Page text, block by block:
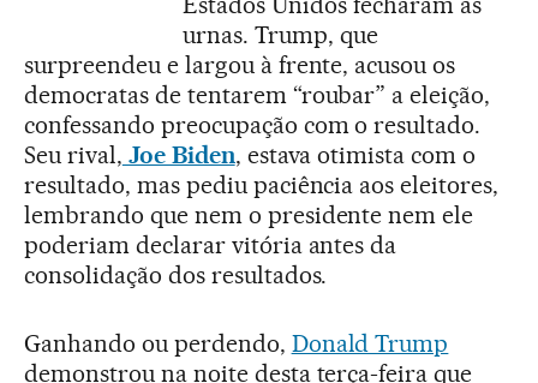
urnas. Trump, que
surpreendeu e largou à frente, acusou os
democratas de tentarem “roubar” a eleição,
confessando preocupação com o resultado.
Seu rival, Joe Biden, estava otimista com o
resultado, mas pediu paciência aos eleitores,
lembrando que nem o presidente nem ele
poderiam declarar vitória antes da
consolidação dos resultados.
Ganhando ou perdendo, Donald Trump
demonstrou na noite desta terça-feira que